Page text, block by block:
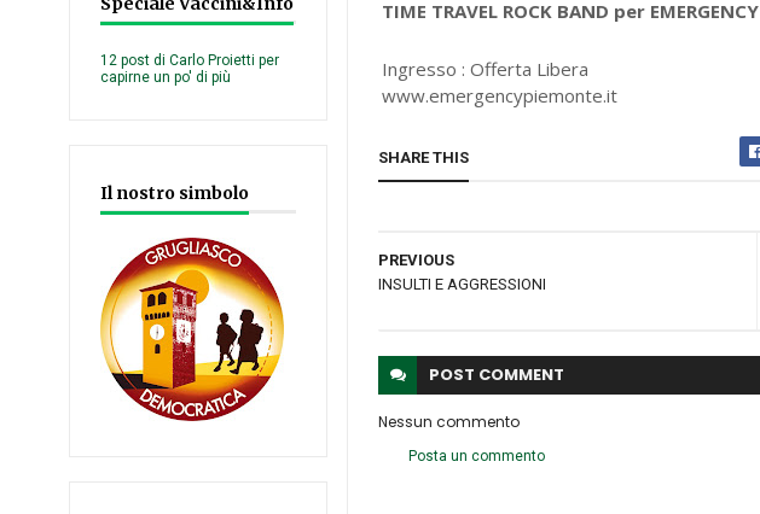
12 post di Carlo Proietti per
capirne un po' di più
Il nostro simbolo
TIME TRAVEL ROCK BAND per EMERGENCY
Ingresso : Offerta Libera
www.emergencypiemonte.it
SHARE THIS
PREVIOUS
INSULTI E AGGRESSIONI
POST COMMENT
Nessun commento
Posta un commento